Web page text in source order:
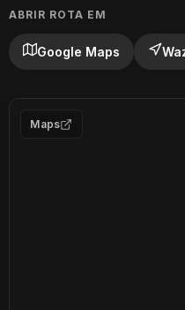
ABRIR ROTA EM
Google Maps
Maps